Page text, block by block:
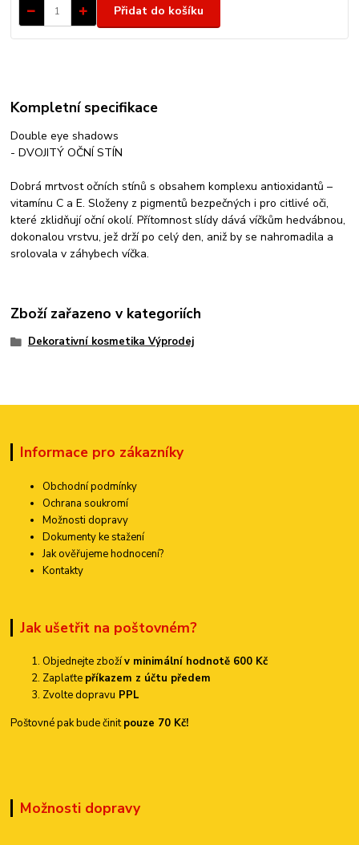
Přidat do košíku
Kompletní specifikace
Double eye shadows
- DVOJITÝ OČNÍ STÍN
Dobrá mrtvost očních stínů s obsahem komplexu antioxidantů –
vitamínu C a E. Složeny z pigmentů bezpečných i pro citlivé oči,
které zklidňují oční okolí. Přítomnost slídy dává víčkům hedvábnou,
dokonalou vrstvu, jež drží po celý den, aniž by se nahromadila a
srolovala v záhybech víčka.
Zboží zařazeno v kategoriích
Dekorativní kosmetika Výprodej
Informace pro zákazníky
Obchodní podmínky
Ochrana soukromí
Možnosti dopravy
Dokumenty ke stažení
Jak ověřujeme hodnocení?
Kontakty
Jak ušetřit na poštovném?
Objednejte zbožív minimální hodnotě 600 Kč
Zaplaťte příkazem z účtu předem
Zvolte dopravu PPL
Poštovné pak bude činitpouze 70 Kč!
Možnosti dopravy